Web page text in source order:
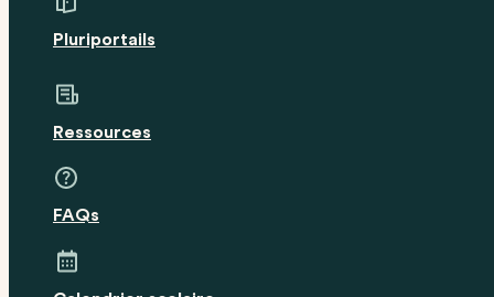
Pluriportails
Ressources
FAQs